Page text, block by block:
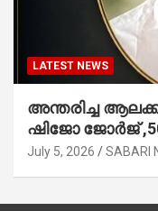
LATEST NEWS
അന്തരിച്ച
ഷിജോ ജോർജ്
July 5, 2026 SABARI